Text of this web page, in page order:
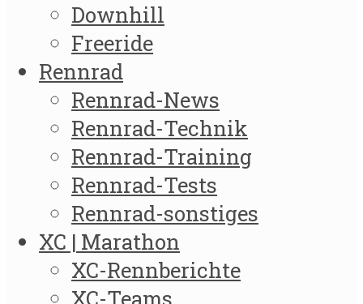
Downhill
Freeride
Rennrad
Rennrad-News
Rennrad-Technik
Rennrad-Training
Rennrad-Tests
Rennrad-sonstiges
XC | Marathon
XC-Rennberichte
XC-Teams